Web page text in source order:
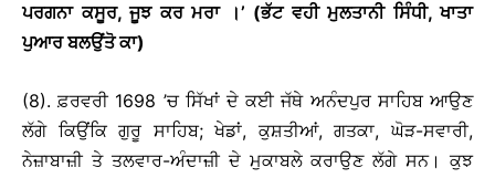
ਪਰਗਨਾ ਕਸੂਰ, ਜੂਝ ਕਰ ਮਰਾ
।’ (ਭੱਟ ਵਹੀ ਮੁਲਤਾਨੀ ਸਿੰਧੀ, ਖਾਤਾ
ਪੁਆਰ ਬਲਉਂਤੋ ਕਾ)
(8). ਫ਼ਰਵਰੀ 1698 ’ਚ ਸਿੱਖਾਂ ਦੇ ਕਈ ਜੱਥੇ ਅਨੰਦਪੁਰ ਸਾਹਿਬ ਆਉਣ
ਲੱਗੇ ਕਿਉਂਕਿ ਗੁਰੂ ਸਾਹਿਬ; ਖੇਡਾਂ, ਕੁਸ਼ਤੀਆਂ, ਗਤਕਾ, ਘੋੜ-ਸਵਾਰੀ,
ਨੇਜ਼ਾਬਾਜ਼ੀ ਤੇ ਤਲਵਾਰ-ਅੰਦਾਜ਼ੀ ਦੇ ਮੁਕਾਬਲੇ ਕਰਾਉਣ ਲੱਗੇ ਸਨ। ਕੁਝ